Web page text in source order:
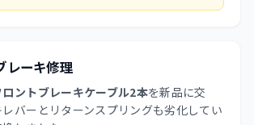
レーキ修理
ロントブレーキケーブル2本を新品に交
バーとリターンスプリングも劣化してい